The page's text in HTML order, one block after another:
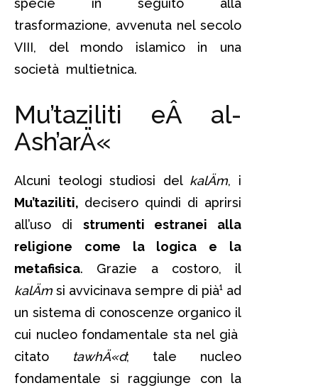
specie in seguito alla
trasformazione, avvenuta nel secolo
VIII, del mondo islamico in una
società multietnica.
Mu’taziliti eÂ al-
Ash’arÄ«
Alcuni teologi studiosi del kalÄm, i
Mu’taziliti, decisero quindi di aprirsi
all’uso di strumenti estranei alla
religione come la logica e la
metafisica. Grazie a costoro, il
kalÄm si avvicinava sempre di pià¹ ad
un sistema di conoscenze organico il
cui nucleo fondamentale sta nel già
citato tawhÄ«d; tale nucleo
fondamentale si raggiunge con la